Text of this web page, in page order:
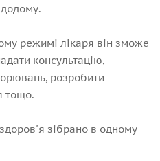
додому.
режимі лікаря він зможе
консультацію,
розробити
тощо.
зібрано в одному